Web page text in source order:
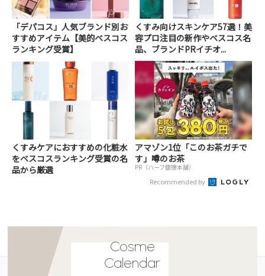
「デパコス」人気ブランド別お
すすめアイテム【美的ベスコス
ランキング受賞】
くすみ向けスキンケア57選！美
容プロ注目の新作やベスコス名
品、ブランドPRイチオ...
くすみケアにおすすめの化粧水
をベスコスランキング受賞の名
品から厳選
アマゾン1位「このお茶ガチで
す」噂のお茶
PR（ハーブ健康本舗）
Recommended by
Cosme
Calendar